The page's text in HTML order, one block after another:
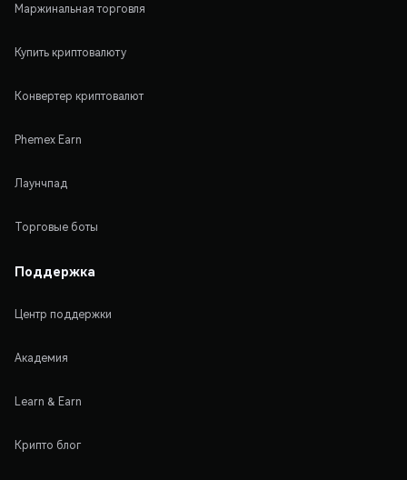
Маржинальная торговля
Купить криптовалюту
Конвертер криптовалют
Phemex Earn
Лаунчпад
Торговые боты
Поддержка
Центр поддержки
Академия
Learn & Earn
Крипто блог